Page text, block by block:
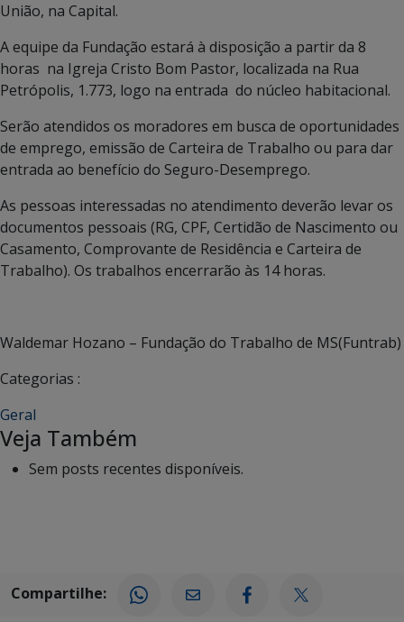
União, na Capital.
A equipe da Fundação estará à disposição a partir da 8
horas na Igreja Cristo Bom Pastor, localizada na Rua
Petrópolis, 1.773, logo na entrada do núcleo habitacional.
Serão atendidos os moradores em busca de oportunidades
de emprego, emissão de Carteira de Trabalho ou para dar
entrada ao benefício do Seguro-Desemprego.
As pessoas interessadas no atendimento deverão levar os
documentos pessoais (RG, CPF, Certidão de Nascimento ou
Casamento, Comprovante de Residência e Carteira de
Trabalho). Os trabalhos encerrarão às 14 horas.
Waldemar Hozano – Fundação do Trabalho de MS(Funtrab)
Categorias :
Geral
Veja Também
Sem posts recentes disponíveis.
Compartilhe: